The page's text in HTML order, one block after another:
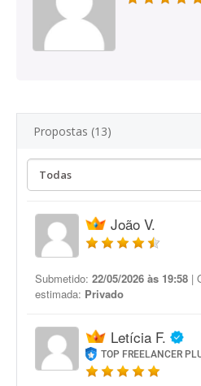
Propostas (13)
João V.
Submetido: 22/05/2026 às 19:58 |
estimada: Privado
Letícia F.
TOP FREELANCER